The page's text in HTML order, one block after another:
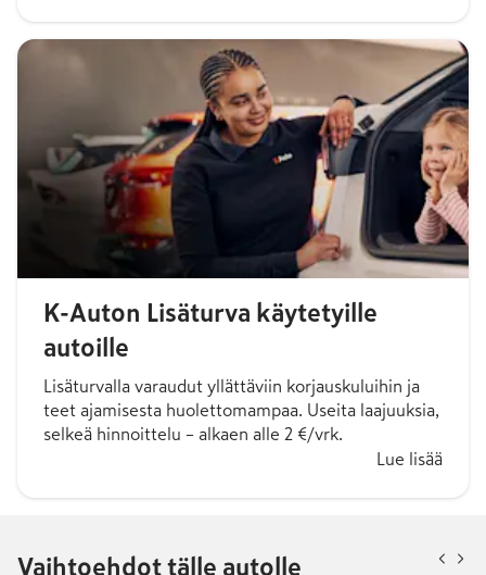
K-Auton Lisäturva käytetyille
autoille
Lisäturvalla varaudut yllättäviin korjauskuluihin ja
teet ajamisesta huolettomampaa. Useita laajuuksia,
selkeä hinnoittelu – alkaen alle 2 €/vrk.
Lue lisää
Vaihtoehdot tälle autolle